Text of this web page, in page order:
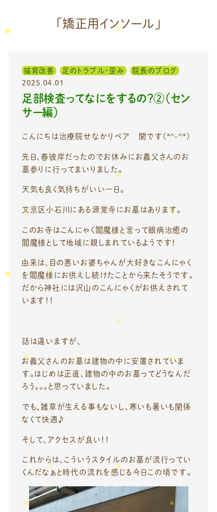
「矯正用インソール」
猫背改善 足のトラブル・歪み
院長のブログ
2025.04.01
足部検査ってなにをするの？②（セン
サー編）
こんにちは治療院せなかリペア 関です(*^-^*)
先日、春彼岸だったのでお休みにお義父さんのお
墓参りに行ってまいりました。
天気も良く気持ちがいい一日。
文京区小石川にある源覚寺にお墓はあります。
このお寺はこんにゃく閻魔様と言って眼病治癒の
閻魔様として地域に親しまれているようです！
由来は、目の悪いお婆ちゃんが大好きなこんにゃく
を閻魔様にお供えし続けたことから来たそうです。
だから神社には沢山のこんにゃくがお供えされて
います！！
話は違いますが、
お義父さんのお墓は建物の中に安置されていま
す。はじめは正直、建物の中のお墓ってどうなんだ
ろう。。。と思っていました。
でも、雑草が生える事もないし、寒いも暑いも関係
なくて快適♪
そして、アクセスが良い！！
これからは、こういうスタイルのお墓が流行ってい
くんだなぁと時代の流れを感じる今日この頃です。